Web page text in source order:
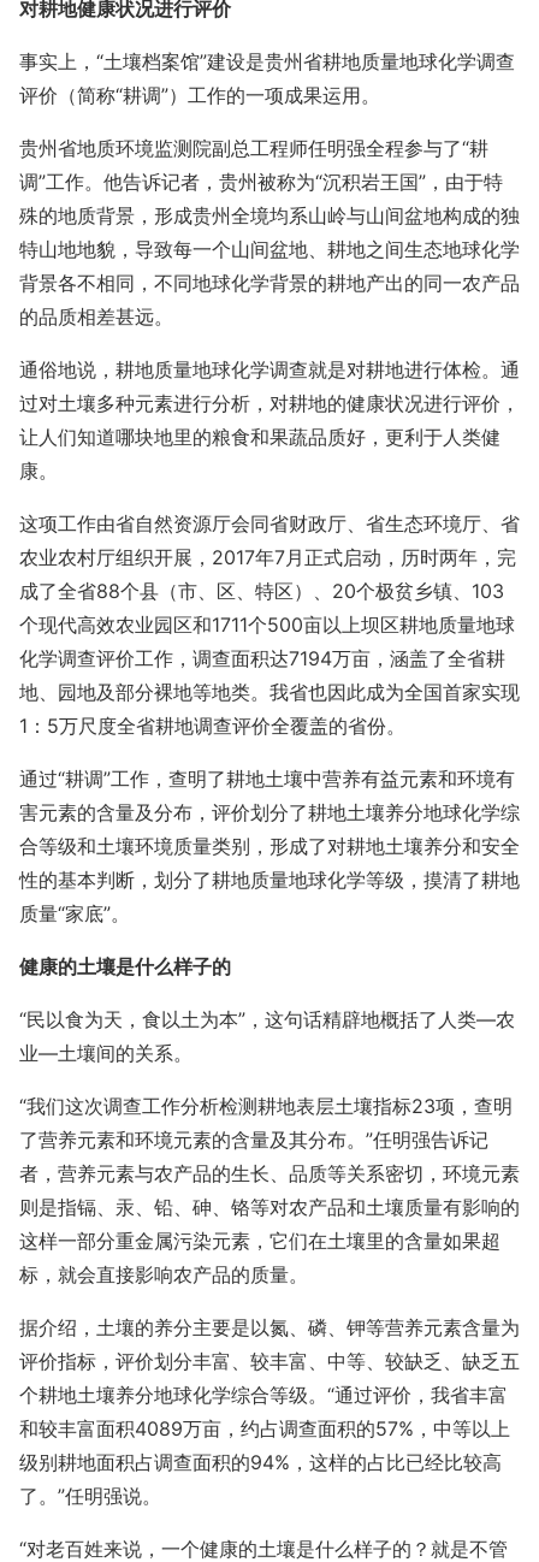
对耕地健康状况进行评价
事实上，“土壤档案馆”建设是贵州省耕地质量地球化学调查
评价（简称“耕调”）工作的一项成果运用。
贵州省地质环境监测院副总工程师任明强全程参与了“耕
调”工作。他告诉记者，贵州被称为“沉积岩王国”，由于特
殊的地质背景，形成贵州全境均系山岭与山间盆地构成的独
特山地地貌，导致每一个山间盆地、耕地之间生态地球化学
背景各不相同，不同地球化学背景的耕地产出的同一农产品
的品质相差甚远。
通俗地说，耕地质量地球化学调查就是对耕地进行体检。通
过对土壤多种元素进行分析，对耕地的健康状况进行评价，
让人们知道哪块地里的粮食和果蔬品质好，更利于人类健
康。
这项工作由省自然资源厅会同省财政厅、省生态环境厅、省
农业农村厅组织开展，2017年7月正式启动，历时两年，完
成了全省88个县（市、区、特区）、20个极贫乡镇、103
个现代高效农业园区和1711个500亩以上坝区耕地质量地球
化学调查评价工作，调查面积达7194万亩，涵盖了全省耕
地、园地及部分裸地等地类。我省也因此成为全国首家实现
1：5万尺度全省耕地调查评价全覆盖的省份。
通过“耕调”工作，查明了耕地土壤中营养有益元素和环境有
害元素的含量及分布，评价划分了耕地土壤养分地球化学综
合等级和土壤环境质量类别，形成了对耕地土壤养分和安全
性的基本判断，划分了耕地质量地球化学等级，摸清了耕地
质量“家底”。
健康的土壤是什么样子的
“民以食为天，食以土为本”，这句话精辟地概括了人类—农
业—土壤间的关系。
“我们这次调查工作分析检测耕地表层土壤指标23项，查明
了营养元素和环境元素的含量及其分布。”任明强告诉记
者，营养元素与农产品的生长、品质等关系密切，环境元素
则是指镉、汞、铅、砷、铬等对农产品和土壤质量有影响的
这样一部分重金属污染元素，它们在土壤里的含量如果超
标，就会直接影响农产品的质量。
据介绍，土壤的养分主要是以氮、磷、钾等营养元素含量为
评价指标，评价划分丰富、较丰富、中等、较缺乏、缺乏五
个耕地土壤养分地球化学综合等级。“通过评价，我省丰富
和较丰富面积4089万亩，约占调查面积的57%，中等以上
级别耕地面积占调查面积的94%，这样的占比已经比较高
了。”任明强说。
“对老百姓来说，一个健康的土壤是什么样子的？就是不管